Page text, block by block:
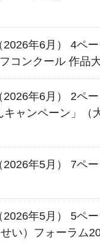
年6月） 4ペ
コンクール 作品
年6月） 2ペ
ャンペーン」（
年5月） 7ペ
年5月） 5ペ
い）フォーラム